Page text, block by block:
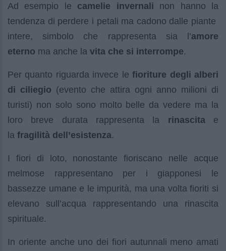
Ad esempio le camelie invernali non hanno la
tendenza di perdere i petali ma cadono dalle piante
intere, simbolo che rappresenta sia l’amore
eterno ma anche la vita che si interrompe.
Per quanto riguarda invece lefioriture degli alberi
di ciliegio (evento che attira ogni anno milioni di
turisti) non solo sono molto belle da vedere ma la
loro breve durata rappresenta la rinascitae
la fragilità dell’esistenza.
I fiori di loto, nonostante fioriscano nelle acque
melmose rappresentano per i giapponesi le
bassezze umane e le impurità, ma una volta fioriti si
elevano sull’acqua rappresentando una rinascita
spirituale.
In oriente anche uno dei fiori autunnali meno amati